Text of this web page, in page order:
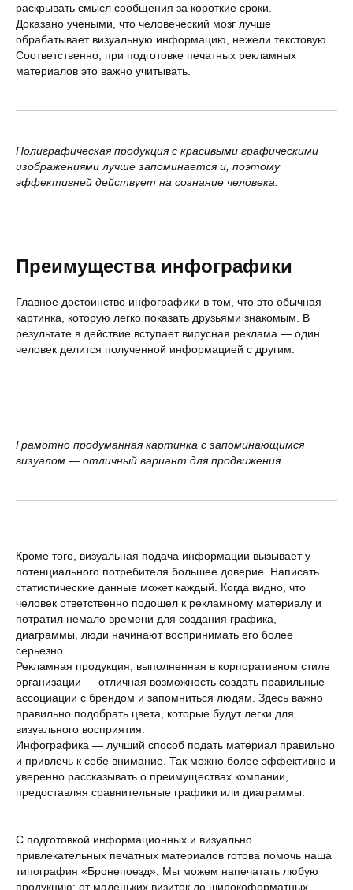
раскрывать смысл сообщения за короткие сроки.
Доказано учеными, что человеческий мозг лучше
обрабатывает визуальную информацию, нежели текстовую.
Соответственно, при подготовке печатных рекламных
материалов это важно учитывать.
Полиграфическая продукция с красивыми графическими
изображениями лучше запоминается и, поэтому
эффективней действует на сознание человека.
Преимущества инфографики
Главное достоинство инфографики в том, что это обычная
картинка, которую легко показать друзьями знакомым. В
результате в действие вступает вирусная реклама — один
человек делится полученной информацией с другим.
Грамотно продуманная картинка с запоминающимся
визуалом — отличный вариант для продвижения.
Кроме того, визуальная подача информации вызывает у
потенциального потребителя большее доверие. Написать
статистические данные может каждый. Когда видно, что
человек ответственно подошел к рекламному материалу и
потратил немало времени для создания графика,
диаграммы, люди начинают воспринимать его более
серьезно.
Рекламная продукция, выполненная в корпоративном стиле
организации — отличная возможность создать правильные
ассоциации с брендом и запомниться людям. Здесь важно
правильно подобрать цвета, которые будут легки для
визуального восприятия.
Инфографика — лучший способ подать материал правильно
и привлечь к себе внимание. Так можно более эффективно и
уверенно рассказывать о преимуществах компании,
предоставляя сравнительные графики или диаграммы.
С подготовкой информационных и визуально
привлекательных печатных материалов готова помочь наша
типография «Бронепоезд». Мы можем напечатать любую
продукцию: от маленьких визиток до широкоформатных